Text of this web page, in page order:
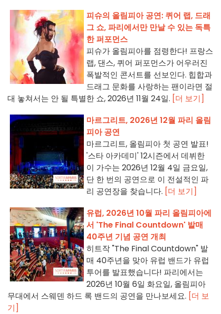
피슈의 올림피아 공연: 퀴어 랩, 드래
그 쇼, 파리에서만 만날 수 있는 독특
한 퍼포먼스
피슈가 올림피아를 점령한다! 프랑스
랩, 댄스, 퀴어 퍼포먼스가 어우러진
폭발적인 콘서트를 선보인다. 힙합과
드래그 문화를 사랑하는 팬이라면 절
대 놓쳐서는 안 될 특별한 쇼, 2026년 11월 24일. [더 보기]
마르그리트, 2026년 12월 파리 올림
피아 공연
마르그리트, 올림피아 첫 공연 발표!
'스타 아카데미' 12시즌에서 데뷔한
이 가수는 2026년 12월 4일 금요일,
단 한 번의 공연으로 이 전설적인 파
리 공연장을 찾습니다. [더 보기]
유럽, 2026년 10월 파리 올림피아에
서 'The Final Countdown' 발매
40주년 기념 공연 개최
히트작 "The Final Countdown" 발
매 40주년을 맞아 유럽 밴드가 유럽
투어를 발표했습니다! 파리에서는
2026년 10월 6일 화요일, 올림피아
무대에서 스웨덴 하드 록 밴드의 공연을 만나보세요. [더 보
기]